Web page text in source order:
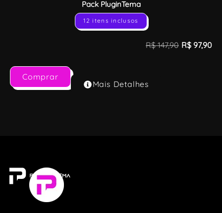
Pack PluginTema
12 itens inclusos
R$147,90 R$ 97,90
Comprar
Mais Detalhes